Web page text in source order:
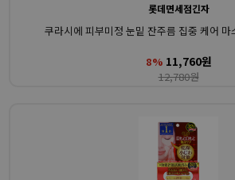
롯데면세점긴자
쿠라시에 피부미정 눈밑 잔주름 집중 케어
8% 11,760원
12,780원